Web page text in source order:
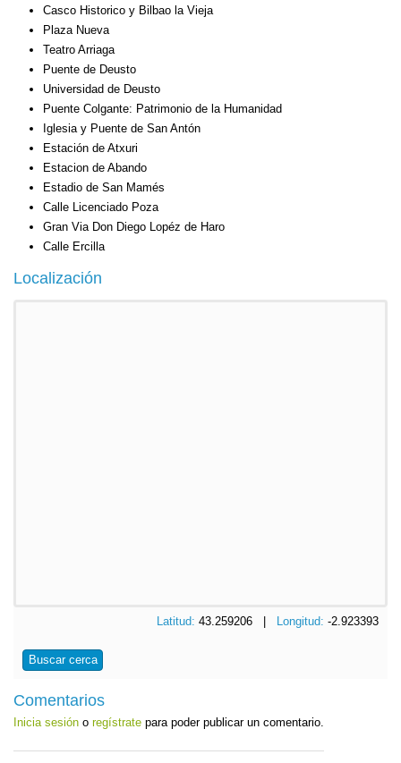
Casco Historico y Bilbao la Vieja
Plaza Nueva
Teatro Arriaga
Puente de Deusto
Universidad de Deusto
Puente Colgante: Patrimonio de la Humanidad
Iglesia y Puente de San Antón
Estación de Atxuri
Estacion de Abando
Estadio de San Mamés
Calle Licenciado Poza
Gran Via Don Diego Lopéz de Haro
Calle Ercilla
Localización
Latitud: 43.259206 | Longitud: -2.923393
Buscar cerca
Comentarios
Inicia sesión o regístrate para poder publicar un comentario.